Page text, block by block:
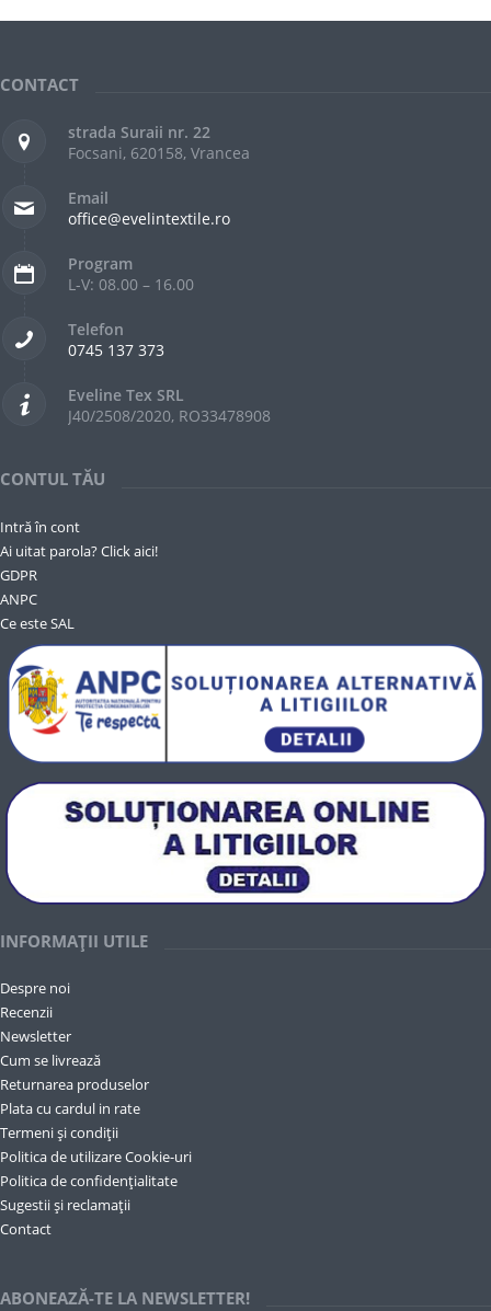
CONTACT
strada Suraii nr. 22
Focsani, 620158, Vrancea
Email
office@evelintextile.ro
Program
L-V: 08.00 – 16.00
Telefon
0745 137 373
Eveline Tex SRL
J40/2508/2020, RO33478908
CONTUL TĂU
Intră în cont
Ai uitat parola? Click aici!
GDPR
ANPC
Ce este SAL
INFORMAȚII UTILE
Despre noi
Recenzii
Newsletter
Cum se livrează
Returnarea produselor
Plata cu cardul in rate
Termeni și condiții
Politica de utilizare Cookie-uri
Politica de confidențialitate
Sugestii și reclamații
Contact
ABONEAZĂ-TE LA NEWSLETTER!